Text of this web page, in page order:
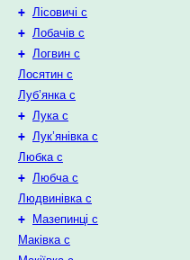
+ Лісовичі с
+ Лобачів с
+ Логвин с
Лосятин с
Луб’янка с
+ Лука с
+ Лук’янівка с
Любка с
+ Любча с
Людвинівка с
+
Мазепинці с
Маківка с